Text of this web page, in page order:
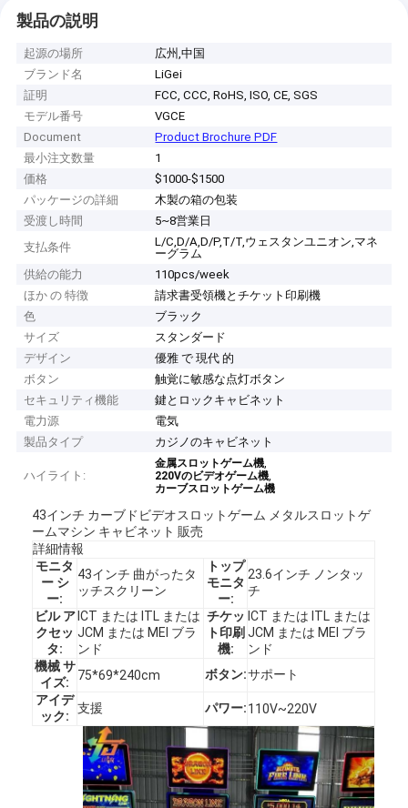
製品の説明
起源の場所
広州,中国
ブランド名
LiGei
証明
FCC, CCC, RoHS, ISO, CE, SGS
モデル番号
VGCE
Document
Product Brochure PDF
最小注文数量
1
価格
$1000-$1500
パッケージの詳細
木製の箱の包装
受渡し時間
5~8営業日
支払条件
L/C,D/A,D/P,T/T,ウェスタンユニオン,マネ
ーグラム
供給の能力
110pcs/week
ほか の 特徴
請求書受領機とチケット印刷機
色
ブラック
サイズ
スタンダード
デザイン
優雅 で 現代 的
ボタン
触覚に敏感な点灯ボタン
セキュリティ機能
鍵とロックキャビネット
電力源
電気
製品タイプ
カジノのキャビネット
ハイライト:
金属スロットゲーム機,
220Vのビデオゲーム機,
カーブスロットゲーム機
43インチ カーブドビデオスロットゲーム メタルスロットゲ
ームマシン キャビネット 販売
詳細情報
モニタ
ー シ
ー:
43インチ 曲がったタ
ッチスクリーン
トップ
モニタ
ー:
23.6インチ ノンタッ
チ
ビル ア
クセッ
タ:
ICT または ITL または
JCM または MEI ブラ
ンド
チケッ
ト印刷
機:
ICT または ITL または
JCM または MEI ブラ
ンド
機械 サ
イズ:
75*69*240cm ボタン:サポート
アイデ
ック:
支援 パワー:110V~220V